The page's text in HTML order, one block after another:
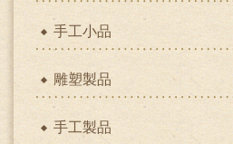
手工小品
雕塑製品
手工製品